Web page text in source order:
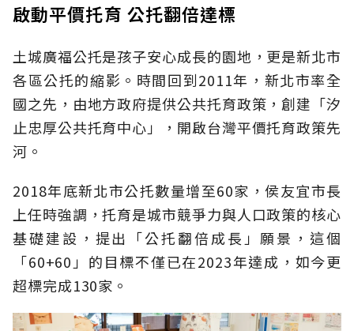
啟動平價托育 公托翻倍達標
土城廣福公托是孩子安心成長的園地，更是新北市
各區公托的縮影。時間回到2011年，新北市率全
國之先，由地方政府提供公共托育政策，創建「汐
止忠厚公共托育中心」，開啟台灣平價托育政策先
河。
2018年底新北市公托數量增至60家，侯友宜市長
上任時強調，托育是城市競爭力與人口政策的核心
基礎建設，提出「公托翻倍成長」願景，這個
「60+60」的目標不僅已在2023年達成，如今更
超標完成130家。